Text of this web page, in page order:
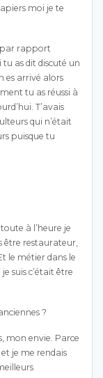
moi je te
par rapport
as dit discuté un
es arrivé alors
tu as réussi à
T’avais
qui n’était
puisque tu
à l’heure je
être restaurateur,
le métier dans le
suis c’était être
?
mon envie. Parce
je me rendais